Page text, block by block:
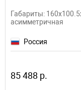
Габариты:
асимметричная
Россия
85 488 р.